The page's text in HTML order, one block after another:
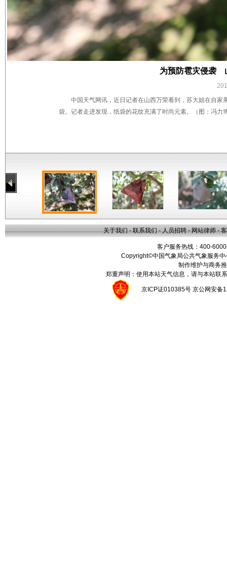
为预防雹灾侵袭
中国天气网讯，近日记者在山西万荣看到，苏大姐在自
袋。记者走进发现，纸袋的花纹充满了时尚元素。（图：冯力
关于我们 - 联系我们 - 人员招聘 - 网站律师 -
客户服务热线：400-
Copyright©中国气象局公共气象服务
制作维护与商务
郑重声明：使用本站天气信息，请与本站联
京ICP证010385号 京公网安备